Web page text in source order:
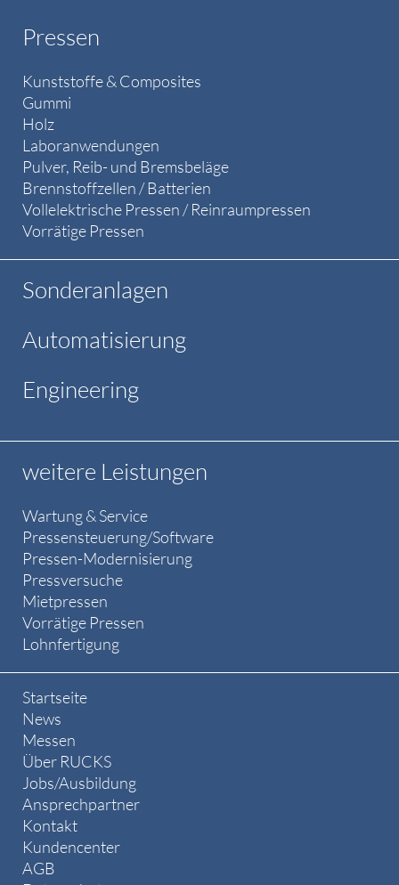
Pressen
Kunststoffe & Composites
Gummi
Holz
Laboranwendungen
Pulver, Reib- und Bremsbeläge
Brennstoffzellen / Batterien
Vollelektrische Pressen / Reinraumpressen
Vorrätige Pressen
Sonderanlagen
Automatisierung
Engineering
weitere Leistungen
Wartung & Service
Pressensteuerung/Software
Pressen-Modernisierung
Pressversuche
Mietpressen
Vorrätige Pressen
Lohnfertigung
Startseite
News
Messen
Über RUCKS
Jobs/Ausbildung
Ansprechpartner
Kontakt
Kundencenter
AGB